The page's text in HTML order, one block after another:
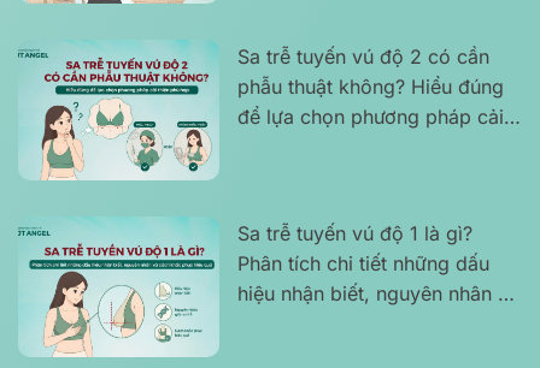
Sa trễ tuyến vú độ 2 có cần
phẫu thuật không? Hiểu đúng
để lựa chọn phương pháp cải
Sa trễ tuyến vú độ 1 là gì?
Phân tích chi tiết những dấu
hiệu nhận biết, nguyên nhân và